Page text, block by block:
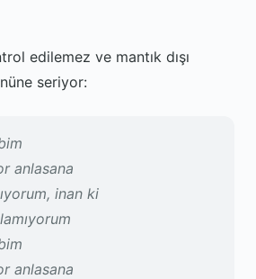
edilemez ve mantık dışı
seriyor:
anlasana
inan ki
anlasana